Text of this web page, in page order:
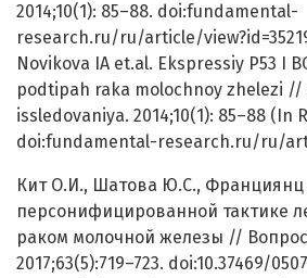
2014;10(1): 85–88. doi:fundamental-
research.ru/ru/article/
Novikova IA et.al. Ekspressiy P53 I
podtipah raka molochnoy zhelezi //
issledovaniya. 2014;10(1): 85–88 (In
doi:fundamental-research.ru/ru/
Кит О.И., Шатова Ю.С., Франциянц
персонифицированной тактике
раком молочной железы //
2017;63(5):719–723. doi:10.37469/